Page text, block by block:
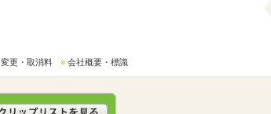
変更・取消料 会社概要・標識